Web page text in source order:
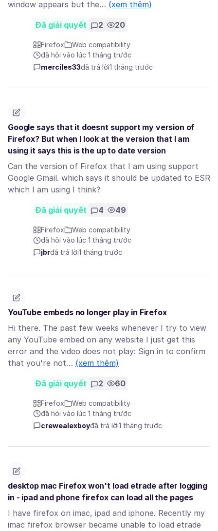
window appears but the… (xem thêm)
Đã giải quyết 2 20
Firefox
Web compatibility
đã hỏi vào lúc 1 tháng trước
merciles33đã trả lời1 tháng trước
Google says that it doesnt support my version of
Firefox? But when I look at the version that I am
using it says this is the up to date version
Can the version of Firefox that I am using support
Google Gmail. which says it should be updated to ESR
which I am using I think?
Đã giải quyết 4 49
Firefox
Web compatibility
đã hỏi vào lúc 1 tháng trước
jbrđã trả lời1 tháng trước
YouTube embeds no longer play in Firefox
Hi there. The past few weeks whenever I try to view
any YouTube embed on any website I just get this
error and the video does not play: Sign in to confirm
that you're not… (xem thêm)
Đã giải quyết 2 60
Firefox
Web compatibility
đã hỏi vào lúc 1 tháng trước
crewealexboyđã trả lời1 tháng trước
desktop mac Firefox won't load etrade after logging
in - ipad and phone firefox can load all the pages
I have firefox on imac, ipad and iphone. Recently my
imac firefox browser became unable to load etrade